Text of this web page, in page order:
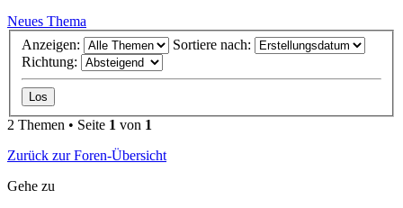
Neues Thema
Anzeigen:
Sortiere nach:
Richtung:
2 Themen • Seite 1 von 1
Zurück zur Foren-Übersicht
Gehe zu